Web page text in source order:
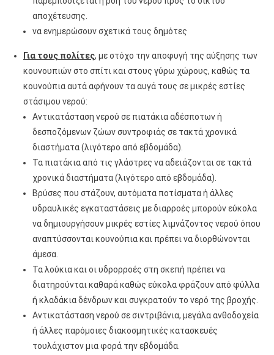
αποχέτευσης.
να ενημερώσουν σχετικά τους δημότες
Για τους πολίτες, με στόχο την αποφυγή της αύξησης των
κουνουπιών στο σπίτι και στους γύρω χώρους, καθώς τα
κουνούπια αυτά αφήνουν τα αυγά τους σε μικρές εστίες
στάσιμου νερού:
Αντικατάσταση νερού σε πιατάκια αδέσποτων ή
δεσποζόμενων ζώων συντροφιάς σε τακτά χρονικά
διαστήματα (λιγότερο από εβδομάδα).
Τα πιατάκια από τις γλάστρες να αδειάζονται σε τακτά
χρονικά διαστήματα (λιγότερο από εβδομάδα).
Βρύσες που στάζουν, αυτόματα ποτίσματα ή άλλες
υδραυλικές εγκαταστάσεις με διαρροές μπορούν εύκολα
να δημιουργήσουν μικρές εστίες λιμνάζοντος νερού όπου
αναπτύσσονται κουνούπια και πρέπει να διορθώνονται
άμεσα.
Τα λούκια και οι υδρορροές στη σκεπή πρέπει να
διατηρούνται καθαρά καθώς εύκολα φράζουν από φύλλα
ή κλαδάκια δένδρων και συγκρατούν το νερό της βροχής.
Αντικατάσταση νερού σε σιντριβάνια, μεγάλα ανθοδοχεία
ή άλλες παρόμοιες διακοσμητικές κατασκευές
τουλάχιστον μια φορά την εβδομάδα.